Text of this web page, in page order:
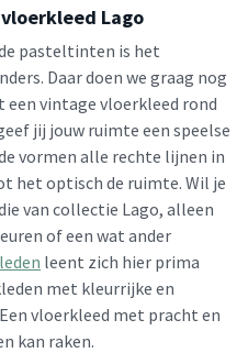
Lago
pasteltinten is het
Daar doen we graag nog
een vintage vloerkleed rond
jij jouw ruimte een speelse
vormen alle rechte lijnen in
het optisch de ruimte. Wil je
van collectie Lago, alleen
of een wat ander
leent zich hier prima
met kleurrijke en
vloerkleed met pracht en
kan raken.